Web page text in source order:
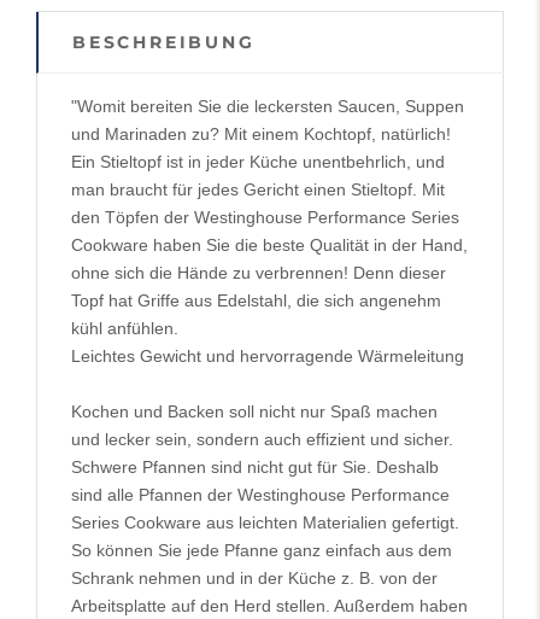
BESCHREIBUNG
"Womit bereiten Sie die leckersten Saucen, Suppen
und Marinaden zu? Mit einem Kochtopf, natürlich!
Ein Stieltopf ist in jeder Küche unentbehrlich, und
man braucht für jedes Gericht einen Stieltopf. Mit
den Töpfen der Westinghouse Performance Series
Cookware haben Sie die beste Qualität in der Hand,
ohne sich die Hände zu verbrennen! Denn dieser
Topf hat Griffe aus Edelstahl, die sich angenehm
kühl anfühlen.
Leichtes Gewicht und hervorragende Wärmeleitung
Kochen und Backen soll nicht nur Spaß machen
und lecker sein, sondern auch effizient und sicher.
Schwere Pfannen sind nicht gut für Sie. Deshalb
sind alle Pfannen der Westinghouse Performance
Series Cookware aus leichten Materialien gefertigt.
So können Sie jede Pfanne ganz einfach aus dem
Schrank nehmen und in der Küche z. B. von der
Arbeitsplatte auf den Herd stellen. Außerdem haben